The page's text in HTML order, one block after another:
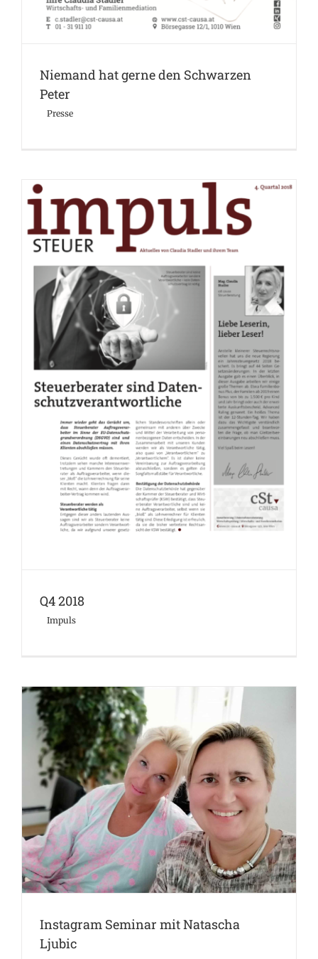
Niemand hat gerne den Schwarzen
Peter
Presse
Q4 2018
Impuls
Q4 2018
Impuls
Instagram Seminar mit Natascha Ljubic
Events
Instagram Seminar mit Natascha
Ljubic